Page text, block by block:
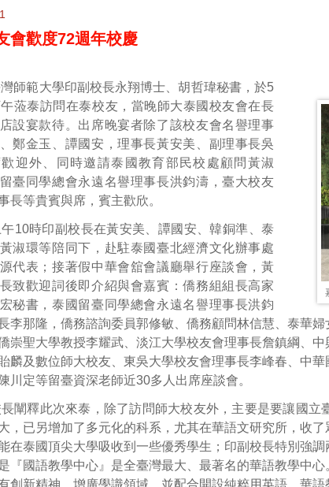
會歡度72週年校慶
師範大學印副校長永翔博士、胡哲瑋秘書，於5
蒞泰訪問在泰校友，當晚師大泰國校友會在長
設宴款待。出席晚宴者除了該校友會名譽理事
鄭金玉、譚國安，理事長黃安美、副理事長吳
迎外、同時邀請泰國教育部民校處顧問黃淑
臺同學總會永遠名譽理事長洪鈞濤，臺大校友
長等貴賓與席，賓主歡欣。
10時印副校長在黃安美、譚國安、韓銅準、泰
淑環等陪同下，赴駐泰國臺北經濟文化辦事處
代表；接著假中華會舘會議廳舉行座談會，黃
致歡迎詞後即介紹與會嘉賓：僑務組組長高家
秘書，泰國留臺同學總會永遠名譽理事長洪鈞
李那隆，僑務諮詢委員郭修敏、僑務顧問林信慧、泰華
崇聖大學教授李耀武、淡江大學校友會理事長詹鎮綱、
麟及數位師大校友、東吳大學校友會理事長李峰春、中
川定等留臺資深老師近30多人出席座談會。
闡釋此次來泰，除了訪問師大校友外，主要是要讓國
，已另增加了多元化的科系，尤其在華語文研究所，收
在泰國頂尖大學吸收到一些優秀學生；印副校長特別強
『國語教學中心』是全臺灣最大、最著名的華語教學中
創新精神、增廣學識領域，並配合開設純粹用英語、華